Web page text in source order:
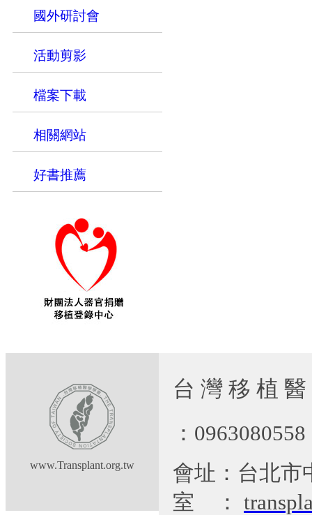
國外研討會
活動剪影
檔案下載
相關網站
好書推薦
www.Transplant.org.tw
台 灣 移 植
：
會址：台北市
室
：